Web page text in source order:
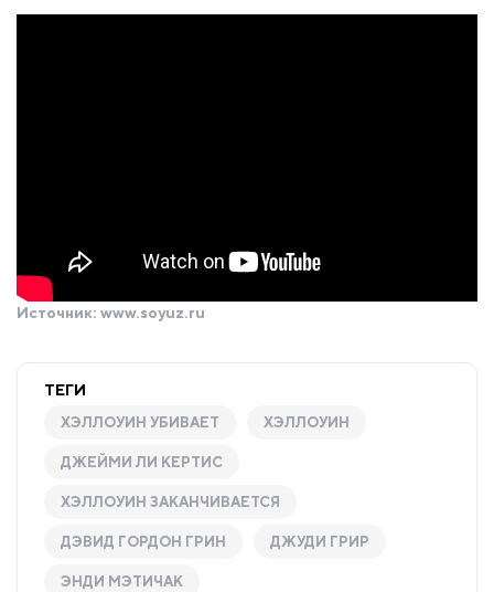
Источник: www.soyuz.ru
ТЕГИ
ХЭЛЛОУИН УБИВАЕТ ХЭЛЛОУИН
ДЖЕЙМИ ЛИ КЕРТИС
ХЭЛЛОУИН ЗАКАНЧИВАЕТСЯ
ДЭВИД ГОРДОН ГРИН ДЖУДИ ГРИР
ЭНДИ МЭТИЧАК